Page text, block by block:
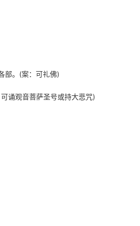
部。(案：可礼佛)
诵观音菩萨圣号或持大悲咒)